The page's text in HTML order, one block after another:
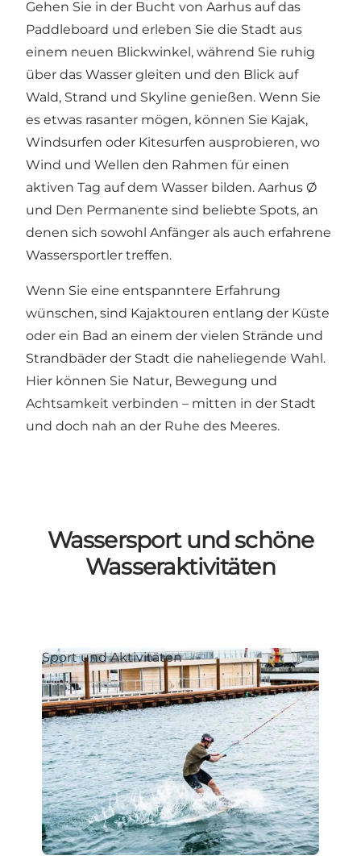
Gehen Sie in der Bucht von Aarhus auf das
Paddleboard und erleben Sie die Stadt aus
einem neuen Blickwinkel, während Sie ruhig
über das Wasser gleiten und den Blick auf
Wald, Strand und Skyline genießen. Wenn Sie
es etwas rasanter mögen, können Sie Kajak,
Windsurfen oder Kitesurfen ausprobieren, wo
Wind und Wellen den Rahmen für einen
aktiven Tag auf dem Wasser bilden. Aarhus Ø
und Den Permanente sind beliebte Spots, an
denen sich sowohl Anfänger als auch erfahrene
Wassersportler treffen.
Wenn Sie eine entspanntere Erfahrung
wünschen, sind Kajaktouren entlang der Küste
oder ein Bad an einem der vielen Strände und
Strandbäder der Stadt die naheliegende Wahl.
Hier können Sie Natur, Bewegung und
Achtsamkeit verbinden – mitten in der Stadt
und doch nah an der Ruhe des Meeres.
Wassersport und schöne
Wasseraktivitäten
Sport und Aktivitäten